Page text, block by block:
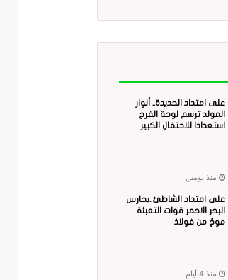
على امتداد الحديدة.. أنوار
المولد ترسم لوحة الفرح
استعدادا للاحتفال الكبير
منذ يومين
على امتداد الشاطئ..بحارس
البحر الاحمر قوات التعبئة
موجٌ من فولاذ
منذ 4 أيام